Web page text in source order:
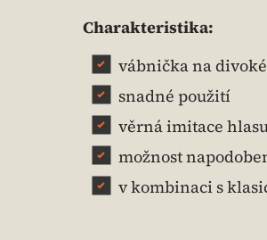
Charakteristika:
vábnička na
snadné použití
věrná imitace
možnost
v kombinaci s